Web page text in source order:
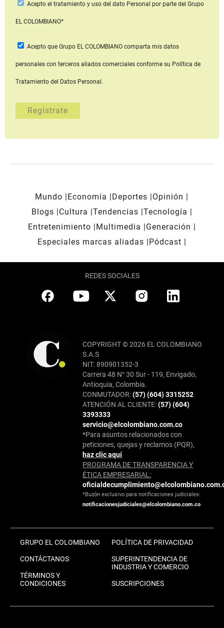
Acepto el tratamiento y uso del dato Personal por parte del Grupo
EL COLOMBIANO*
Acepto que Grupo EL COLOMBIANOcomparta mis datos
personales con terceros aliados comerciales conforme su Política de
Tratamiento del Datos Personal.
Mundo Economía Deportes
Opinión
Blogs
Cultura Tendencias Tecnología
Entretenimiento
Multimedia
Generación
Especiales marcas aliadas
Pódcast
REDES SOCIALES
COPYRIGHT © 2026 EL COLOMBIANO
S.A.S
NIT: 890901352-3
Carrera 48 N° 30 Sur - 119, Envigado,
Antioquia, Colombia.
CONMUTADOR:(57) (604) 3315252
ATENCIÓN AL CLIENTE:(57) (604)
3393333
servicio@elcolombiano.com.co
*Para asuntos relacionados con
peticiones, quejas y reclamos (PQR),
haz clic aquí
PROGRAMA DE TRANSPARENCIA Y
ÉTICA EMPRESARIAL:
*Buzón exclusivo para notificaciones judiciales:
notificacionesjudiciales@elcolombiano.com.co
GRUPO EL COLOMBIANO
CONTÁCTANOS
TÉRMINOS Y
CONDICIONES
POLÍTICA DE PRIVACIDAD
SUPERINTENDENCIA DE
INDUSTRIA Y COMERCIO
SUSCRIPCIONES